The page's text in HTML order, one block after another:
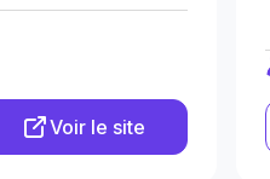
Voir le site